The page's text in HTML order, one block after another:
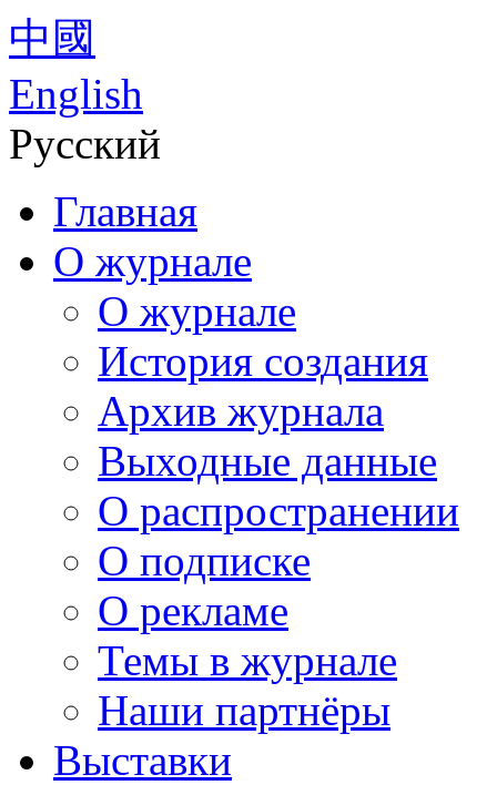
中國
English
Русский
Главная
О журнале
О журнале
История создания
Архив журнала
Выходные данные
О распространении
О подписке
О рекламе
Темы в журнале
Наши партнёры
Выставки